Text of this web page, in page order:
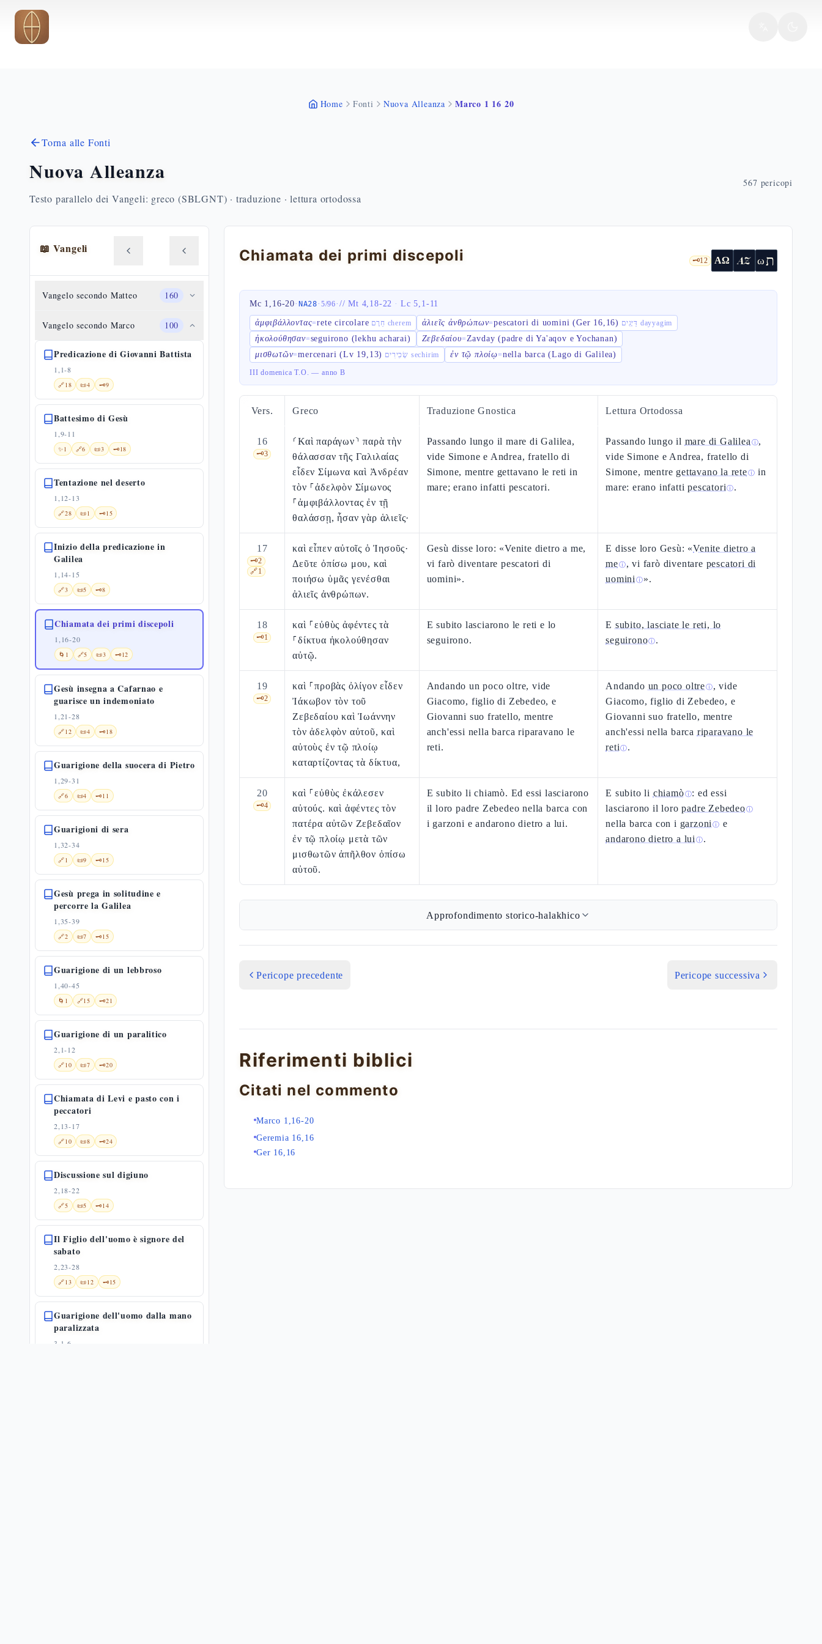
Vai al contenuto principale
Home Fonti Nuova Alleanza Marco 1 16 20
Torna alle Fonti
Nuova Alleanza
Testo parallelo dei Vangeli: greco (SBLGNT) · traduzione · lettura ortodossa
567 pericopi
📖 Vangeli
Vangelo secondo Matteo 160
Vangelo secondo Marco 100
Predicazione di Giovanni Battista
1,1-8
🔗18 📜4 🗝️9
Battesimo di Gesù
1,9-11
✨1 🔗6 📜3 🗝️18
Tentazione nel deserto
1,12-13
🔗28 📜1 🗝️15
Inizio della predicazione in
Galilea
1,14-15
🔗3 📜5 🗝️8
Chiamata dei primi discepoli
1,16-20
🌀 1 🔗5 📜3 🗝️12
Gesù insegna a Cafarnao e
guarisce un indemoniato
1,21-28
🔗12 📜4 🗝️18
Guarigione della suocera di Pietro
1,29-31
🔗6 📜4 🗝️11
Guarigioni di sera
1,32-34
🔗1 📜9 🗝️15
Gesù prega in solitudine e
percorre la Galilea
1,35-39
🔗2 📜7 🗝️15
Guarigione di un lebbroso
1,40-45
🌀 1 🔗15 🗝️21
Guarigione di un paralitico
2,1-12
🔗10 📜7 🗝️20
Chiamata di Levi e pasto con i
peccatori
2,13-17
🔗10 📜8 🗝️24
Discussione sul digiuno
2,18-22
🔗5 📜5 🗝️14
Il Figlio dell'uomo è signore del
sabato
2,23-28
🔗13 📜12 🗝️15
Guarigione dell'uomo dalla mano
paralizzata
3,1-6
Chiamata dei primi discepoli 🗝️12 ΑΩ AZ ωת
Mc 1,16-20· NA28· 5/96· //Mt 4,18-22 · Lc 5,1-11
ἀμφιβάλλοντας=rete circolare חֵרֶם cherem ἁλιεῖς ἀνθρώπων=pescatori di uomini (Ger 16,16) דַּיָּגִים dayyagim
ἠκολούθησαν=seguirono (lekhu acharai) Ζεβεδαίου=Zavday (padre di Ya'aqov e Yochanan)
μισθωτῶν=mercenari (Lv 19,13) שְׂכִירִים sechirim ἐν τῷ πλοίῳ=nella barca (Lago di Galilea)
III domenica T.O. — anno B
Vers. Greco Traduzione Gnostica Lettura Ortodossa
16
🗝️3
⸂Καὶ παράγων⸃ παρὰ τὴν
θάλασσαν τῆς Γαλιλαίας
εἶδεν Σίμωνα καὶ Ἀνδρέαν
τὸν ⸀ἀδελφὸν Σίμωνος
⸀ἀμφιβάλλοντας ἐν τῇ
θαλάσσῃ, ἦσαν γὰρ ἁλιεῖς·
Passando lungo il mare di Galilea,
vide Simone e Andrea, fratello di
Simone, mentre gettavano le reti in
mare; erano infatti pescatori.
Passando lungo il mare di Galilea ⓘ,
vide Simone e Andrea, fratello di
Simone, mentre gettavano la reteⓘ in
mare: erano infattipescatori ⓘ.
17
🗝️2
🔗1
καὶ εἶπεν αὐτοῖς ὁ Ἰησοῦς·
Δεῦτε ὀπίσω μου, καὶ
ποιήσω ὑμᾶς γενέσθαι
ἁλιεῖς ἀνθρώπων.
Gesù disse loro: «Venite dietro a me,
vi farò diventare pescatori di
uomini».
E disse loro Gesù: «Venite dietro a
meⓘ, vi farò diventare pescatori di
uomini ⓘ».
18
🗝️1
καὶ ⸀εὐθὺς ἀφέντες τὰ
⸀δίκτυα ἠκολούθησαν
αὐτῷ.
E subito lasciarono le reti e lo
seguirono.
E subito, lasciate le reti, lo
seguironoⓘ.
19
🗝️2
καὶ ⸀προβὰς ὀλίγον εἶδεν
Ἰάκωβον τὸν τοῦ
Ζεβεδαίου καὶ Ἰωάννην
τὸν ἀδελφὸν αὐτοῦ, καὶ
αὐτοὺς ἐν τῷ πλοίῳ
καταρτίζοντας τὰ δίκτυα,
Andando un poco oltre, vide
Giacomo, figlio di Zebedeo, e
Giovanni suo fratello, mentre
anch'essi nella barca riparavano le
reti.
Andando un poco oltreⓘ, vide
Giacomo, figlio di Zebedeo, e
Giovanni suo fratello, mentre
anch'essi nella barca riparavano le
reti ⓘ.
20
🗝️4
καὶ ⸀εὐθὺς ἐκάλεσεν
αὐτούς. καὶ ἀφέντες τὸν
πατέρα αὐτῶν Ζεβεδαῖον
ἐν τῷ πλοίῳ μετὰ τῶν
μισθωτῶν ἀπῆλθον ὀπίσω
αὐτοῦ.
E subito li chiamò. Ed essi lasciarono
il loro padre Zebedeo nella barca con
i garzoni e andarono dietro a lui.
E subito li chiamòⓘ: ed essi
lasciarono il loropadre Zebedeoⓘ
nella barca con i garzoni ⓘ e
andarono dietro a lui ⓘ.
Approfondimento storico-halakhico
Pericope precedente Pericope successiva
Riferimenti biblici
Citati nel commento
Marco 1,16-20
Geremia 16,16
Ger 16,16